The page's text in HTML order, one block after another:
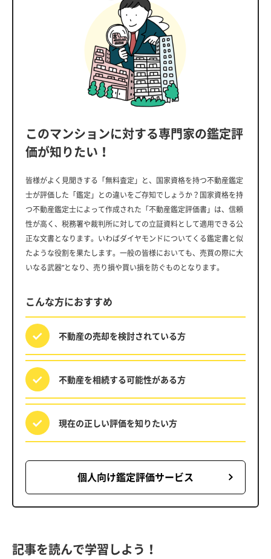
このマンションに対する専門家の鑑定評
価が知りたい！
皆様がよく見聞きする「無料査定」と、国家資格を持つ不動産鑑定
士が評価した「鑑定」との違いをご存知でしょうか？国家資格を持
つ不動産鑑定士によって作成された「不動産鑑定評価書」は、信頼
性が高く、税務署や裁判所に対しての立証資料として適用できる公
正な文書となります。いわばダイヤモンドについてくる鑑定書と似
たような役割を果たします。一般の皆様においても、売買の際に大
いなる武器”となり、売り損や買い損を防ぐものとなります。
こんな方におすすめ
不動産の売却を検討されている方
不動産を相続する可能性がある方
現在の正しい評価を知りたい方
個人向け鑑定評価サービス
記事を読んで学習しよう！